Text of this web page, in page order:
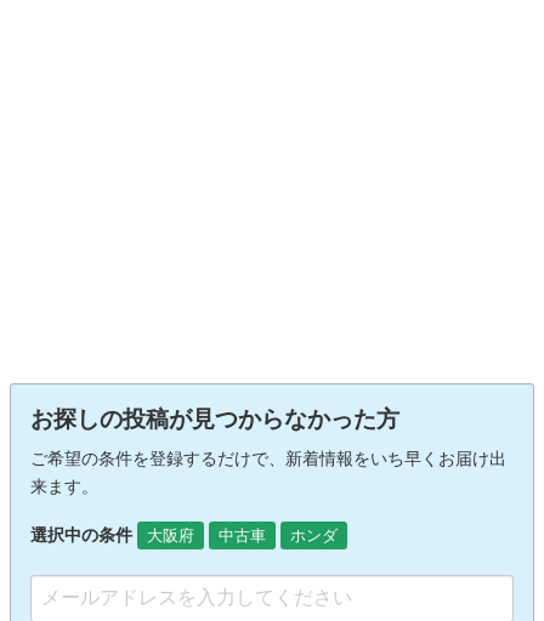
お探しの投稿が見つからなかった方
ご希望の条件を登録するだけで、新着情報をいち早くお届け出
来ます。
選択中の条件 大阪府 中古車 ホンダ